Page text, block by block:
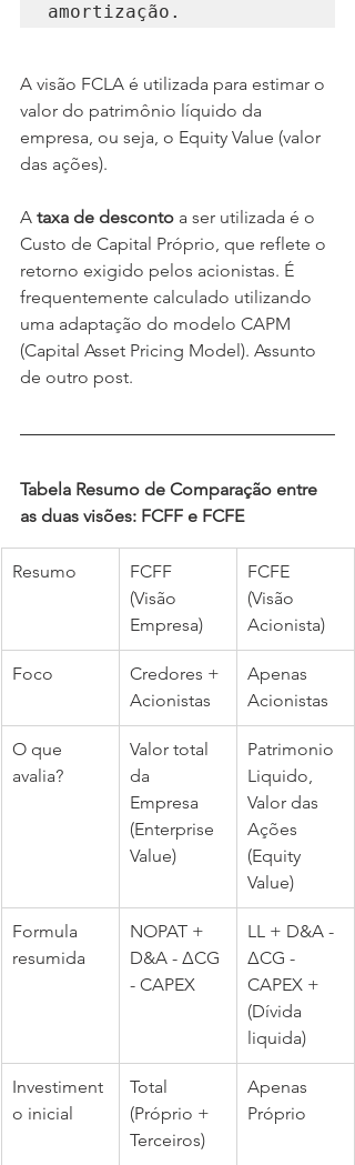
amortização.
A visão FCLA é utilizada para estimar o
valor do patrimônio líquido da
empresa, ou seja, o Equity Value (valor
das ações).
A taxa de desconto a ser utilizada é o
Custo de Capital Próprio, que reflete o
retorno exigido pelos acionistas. É
frequentemente calculado utilizando
uma adaptação do modelo CAPM
(Capital Asset Pricing Model). Assunto
de outro post.
Tabela Resumo de Comparação entre
as duas visões: FCFF e FCFE
Resumo
FCFF
(Visão
Empresa)
FCFE
(Visão
Acionista)
Foco
Credores +
Acionistas
Apenas
Acionistas
O que
avalia?
Valor total
da
Empresa
(Enterprise
Value)
Patrimonio
Liquido,
Valor das
Ações
(Equity
Value)
Formula
resumida
NOPAT +
D&A - ΔCG
- CAPEX
LL + D&A -
ΔCG -
CAPEX +
(Dívida
liquida)
Investiment
o inicial
Total
(Próprio +
Terceiros)
Apenas
Próprio